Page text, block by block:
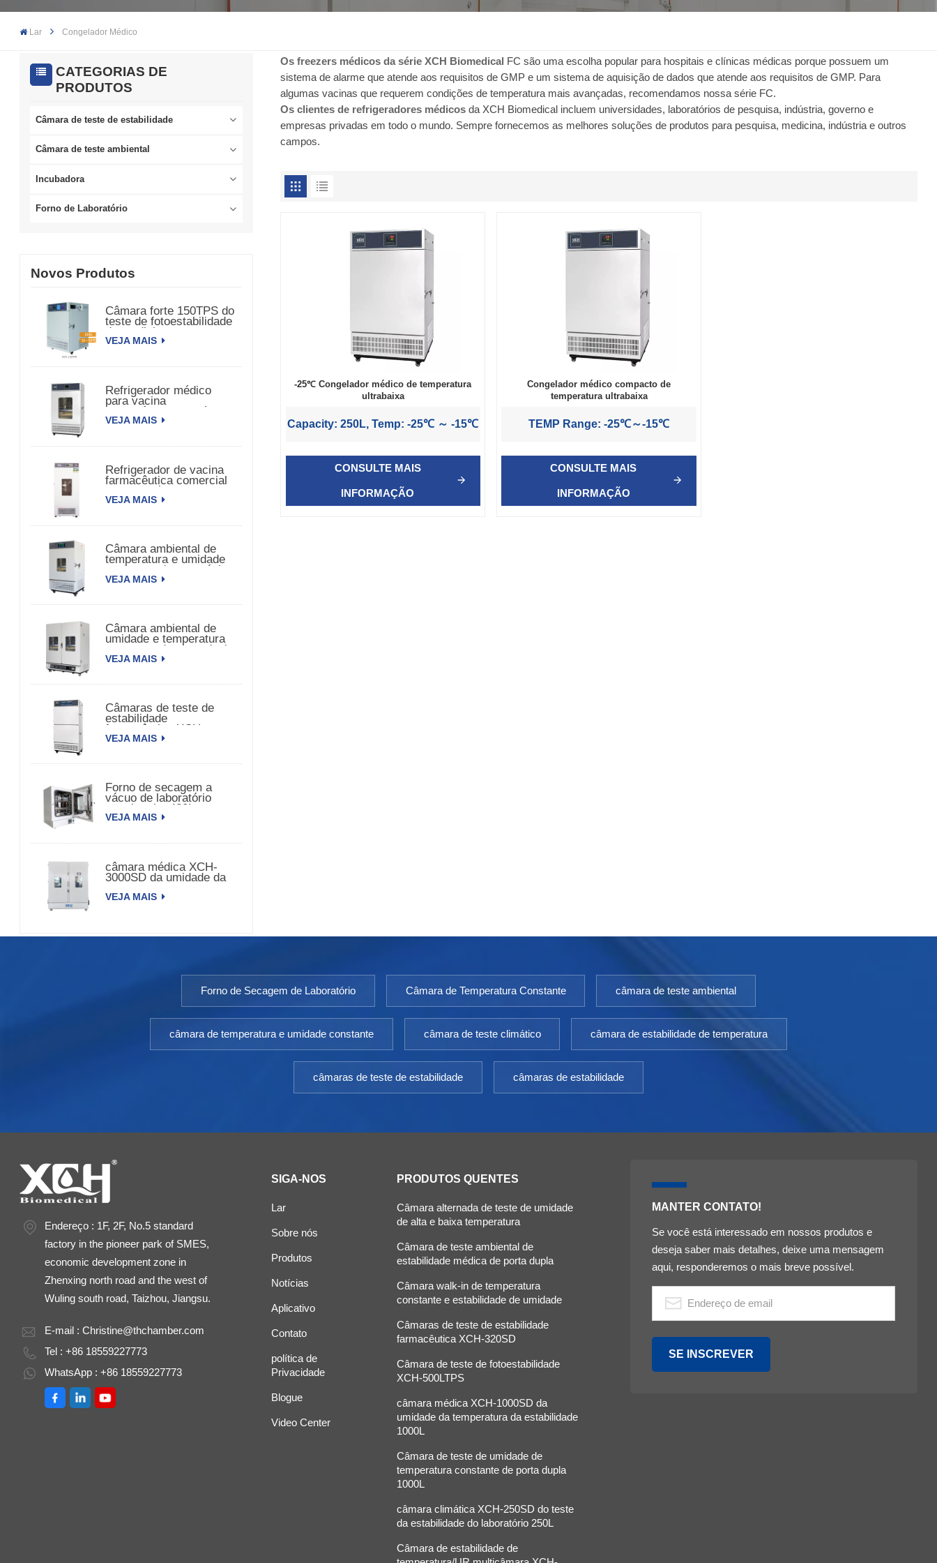
Melayu
Tiếng Việt
Indonesia
Lar Congelador Médico
CATEGORIAS DE
PRODUTOS
Câmara de teste de estabilidade
Câmara de teste ambiental
Incubadora
Forno de Laboratório
Novos Produtos
Câmara forte 150TPS do
teste de fotoestabilidade
da medicina
VEJA MAIS
Refrigerador médico
para vacina
farmacêutica biomédica
VEJA MAIS
Refrigerador de vacina
farmacêutica comercial
para farmácia
VEJA MAIS
Câmara ambiental de
temperatura e umidade
constante de porta única
VEJA MAIS
Câmara ambiental de
umidade e temperatura
constante de porta dupla
VEJA MAIS
Câmaras de teste de
estabilidade
farmacêutica XCH-
320SD
VEJA MAIS
Forno de secagem a
vácuo de laboratório
com bomba 420L
VEJA MAIS
câmara médica XCH-
3000SD da umidade da
estabilidade 3000L
VEJA MAIS
Os freezers médicos da série XCH Biomedical FC são uma escolha popular para hospitais e clínicas médicas porque possuem um
sistema de alarme que atende aos requisitos de GMP e um sistema de aquisição de dados que atende aos requisitos de GMP. Para
algumas vacinas que requerem condições de temperatura mais avançadas, recomendamos nossa série FC.
Os clientes de refrigeradores médicosda XCH Biomedical incluem universidades, laboratórios de pesquisa, indústria, governo e
empresas privadas em todo o mundo. Sempre fornecemos as melhores soluções de produtos para pesquisa, medicina, indústria e outros
campos.
-25℃ Congelador médico de temperatura
ultrabaixa
Capacity: 250L, Temp: -25℃ ～ -15℃
CONSULTE MAIS
INFORMAÇÃO
Congelador médico compacto de
temperatura ultrabaixa
TEMP Range: -25℃～-15℃
CONSULTE MAIS
INFORMAÇÃO
Forno de Secagem de Laboratório Câmara de Temperatura Constante câmara de teste ambiental
câmara de temperatura e umidade constante câmara de teste climático câmara de estabilidade de temperatura
câmaras de teste de estabilidade câmaras de estabilidade
Endereço : 1F, 2F, No.5 standard
factory in the pioneer park of SMES,
economic development zone in
Zhenxing north road and the west of
Wuling south road, Taizhou, Jiangsu.
E-mail :Christine@thchamber.com
Tel : +86 18559227773
WhatsApp : +86 18559227773
SIGA-NOS
Lar
Sobre nós
Produtos
Notícias
Aplicativo
Contato
política de
Privacidade
Blogue
Video Center
PRODUTOS QUENTES
Câmara alternada de teste de umidade
de alta e baixa temperatura
Câmara de teste ambiental de
estabilidade médica de porta dupla
Câmara walk-in de temperatura
constante e estabilidade de umidade
Câmaras de teste de estabilidade
farmacêutica XCH-320SD
Câmara de teste de fotoestabilidade
XCH-500LTPS
câmara médica XCH-1000SD da
umidade da temperatura da estabilidade
1000L
Câmara de teste de umidade de
temperatura constante de porta dupla
1000L
câmara climática XCH-250SD do teste
da estabilidade do laboratório 250L
Câmara de estabilidade de
MANTER CONTATO!
Se você está interessado em nossos produtos e
deseja saber mais detalhes, deixe uma mensagem
aqui, responderemos o mais breve possível.